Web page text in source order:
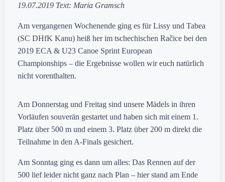
19.07.2019 Text: Maria Gramsch
Am vergangenen Wochenende ging es für Lissy und Tabea
(SC DHfK Kanu) heiß her im tschechischen Račice bei den
2019 ECA & U23 Canoe Sprint European
Championships – die Ergebnisse wollen wir euch natürlich
nicht vorenthalten.
Am Donnerstag und Freitag sind unsere Mädels in ihren
Vorläufen souverän gestartet und haben sich mit einem 1.
Platz über 500 m und einem 3. Platz über 200 m direkt die
Teilnahme in den A-Finals gesichert.
Am Sonntag ging es dann um alles: Das Rennen auf der
500 lief leider nicht ganz nach Plan – hier stand am Ende